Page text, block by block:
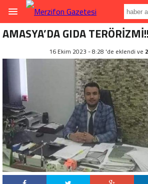
AMASYA’DA GIDA TERÖRİZMİ!!
16 Ekim 2023 - 8:28 'de eklendi ve